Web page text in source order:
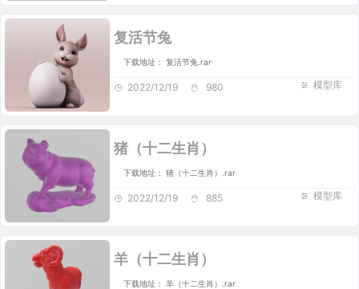
复活节兔
下载地址： 复活节兔.rar
模型库
2022/12/19 980
猪（十二生肖）
下载地址： 猪（十二生肖）.rar
模型库
2022/12/19 885
羊（十二生肖）
下载地址： 羊（十二生肖）.rar